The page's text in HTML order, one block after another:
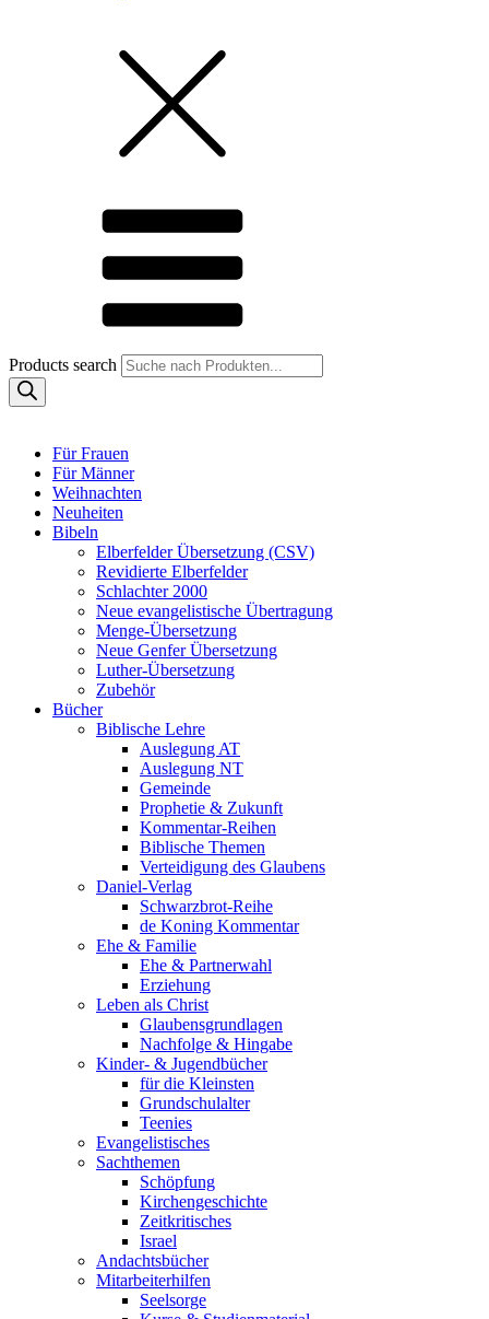
Products search
Für Frauen
Für Männer
Weihnachten
Neuheiten
Bibeln
Elberfelder Übersetzung (CSV)
Revidierte Elberfelder
Schlachter 2000
Neue evangelistische Übertragung
Menge-Übersetzung
Neue Genfer Übersetzung
Luther-Übersetzung
Zubehör
Bücher
Biblische Lehre
Auslegung AT
Auslegung NT
Gemeinde
Prophetie & Zukunft
Kommentar-Reihen
Biblische Themen
Verteidigung des Glaubens
Daniel-Verlag
Schwarzbrot-Reihe
de Koning Kommentar
Ehe & Familie
Ehe & Partnerwahl
Erziehung
Leben als Christ
Glaubensgrundlagen
Nachfolge & Hingabe
Kinder- & Jugendbücher
für die Kleinsten
Grundschulalter
Teenies
Evangelistisches
Sachthemen
Schöpfung
Kirchengeschichte
Zeitkritisches
Israel
Andachtsbücher
Mitarbeiterhilfen
Seelsorge